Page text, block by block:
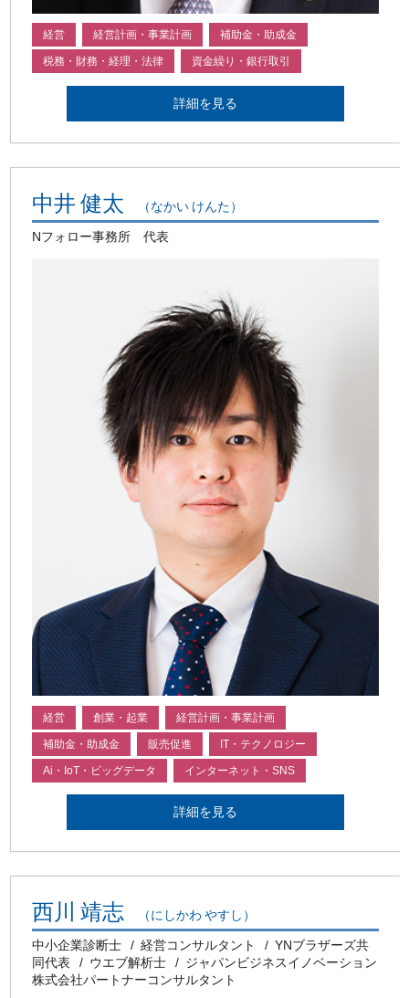
経営 経営計画・事業計画 補助金・助成金
税務・財務・経理・法律 資金繰り・銀行取引
詳細を見る
中井 健太 （なかい けんた）
Nフォロー事務所 代表
経営 創業・起業 経営計画・事業計画
補助金・助成金 販売促進 IT・テクノロジー
Ai・IoT・ビッグデータ インターネット・SNS
詳細を見る
西川 靖志 （にしかわ やすし）
中小企業診断士 経営コンサルタント
YNブラザーズ共
同代表
ウエブ解析士
ジャパンビジネスイノベーション
株式会社パートナーコンサルタント